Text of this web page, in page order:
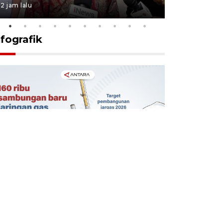
2 jam lalu